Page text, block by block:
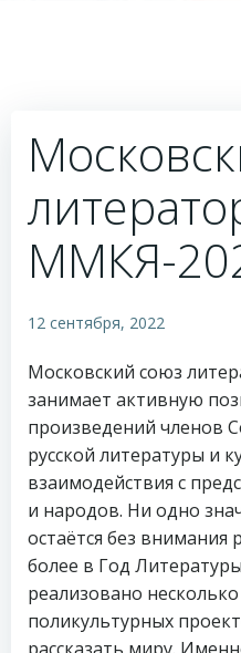
ММКЯ-
12 сентября, 2022
Московский союз
занимает активную
произведений членов
русской литературы и
взаимодействия с
и народов. Ни одно
остаётся без внимания
более в Год
реализовано
поликультурных